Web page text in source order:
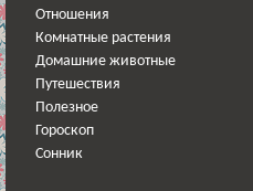
Отношения
Комнатные растения
Домашние животные
Путешествия
Полезное
Гороскоп
Сонник